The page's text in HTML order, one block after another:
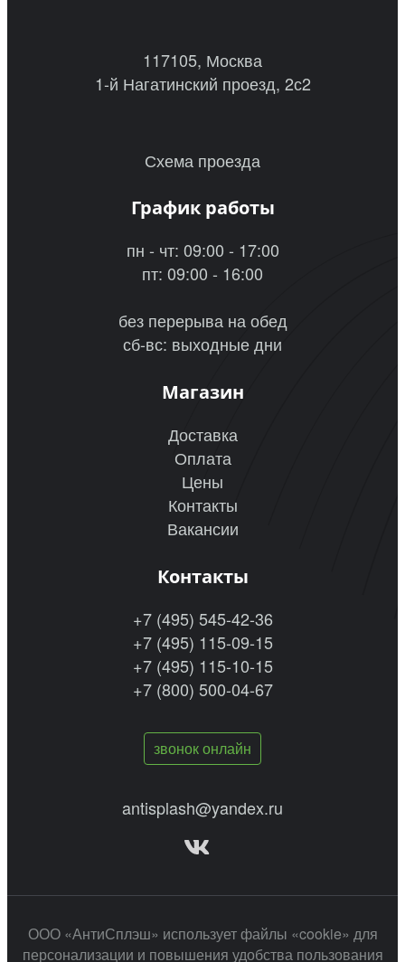
117105, Москва
1-й Нагатинский проезд, 2с2
Схема проезда
График работы
пн - чт: 09:00 - 17:00
пт: 09:00 - 16:00
без перерыва на обед
сб-вс: выходные дни
Магазин
Доставка
Оплата
Цены
Контакты
Вакансии
Контакты
+7 (495) 545-42-36
+7 (495) 115-09-15
+7 (495) 115-10-15
+7 (800) 500-04-67
звонок онлайн
antisplash@yandex.ru
ООО «АнтиСплэш» использует файлы «cookie» для
персонализации и повышения удобства пользования